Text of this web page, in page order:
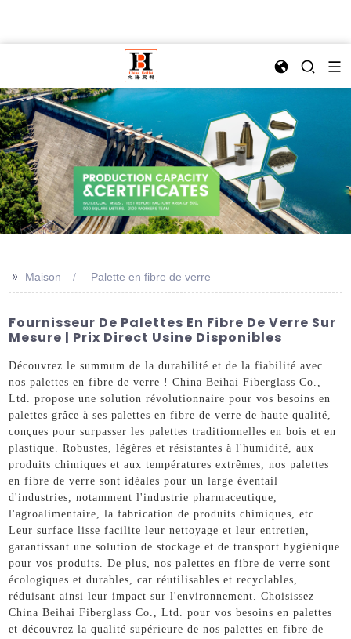
>> Maison Palette en fibre de verre
Fournisseur De Palettes En Fibre De Verre Sur
Mesure | Prix Direct Usine Disponibles
Découvrez le summum de la durabilité et de la fiabilité avec
nos palettes en fibre de verre ! China Beihai Fiberglass Co.,
Ltd. propose une solution révolutionnaire pour vos besoins en
palettes grâce à ses palettes en fibre de verre de haute qualité,
conçues pour surpasser les palettes traditionnelles en bois et en
plastique. Robustes, légères et résistantes à l'humidité, aux
produits chimiques et aux températures extrêmes, nos palettes
en fibre de verre sont idéales pour un large éventail
d'industries, notamment l'industrie pharmaceutique,
l'agroalimentaire, la fabrication de produits chimiques, etc.
Leur surface lisse facilite leur nettoyage et leur entretien,
garantissant une solution de stockage et de transport hygiénique
pour vos produits. De plus, nos palettes en fibre de verre sont
écologiques et durables, car réutilisables et recyclables,
réduisant ainsi leur impact sur l'environnement. Choisissez
China Beihai Fiberglass Co., Ltd. pour vos besoins en palettes
et découvrez la qualité supérieure de nos palettes en fibre de